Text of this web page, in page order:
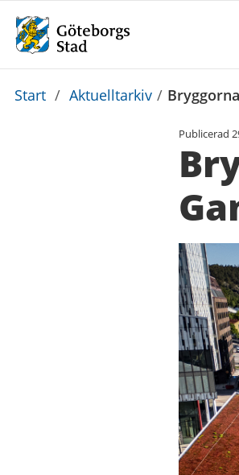
Du
Start / Aktuelltarkiv /
Publicerad